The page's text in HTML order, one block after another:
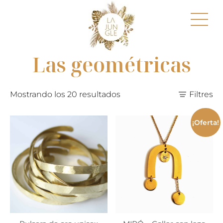
Las geométricas
Mostrando los 20 resultados Filtres
¡Oferta!